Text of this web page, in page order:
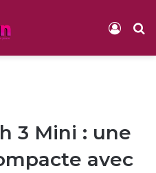
3 Mini : une
avec